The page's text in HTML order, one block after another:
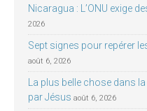
Nicaragua : L’ONU exige
2026
Sept signes pour repérer
août 6, 2026
La plus belle chose dans la
par Jésus août 6, 2026